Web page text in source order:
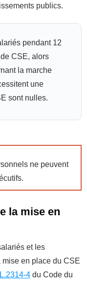
publics.
pendant 12
CSE, alors
la marche
une
sont nulles.
ne peuvent
la mise en
et les
en place du CSE
L.2314-4 du Code du